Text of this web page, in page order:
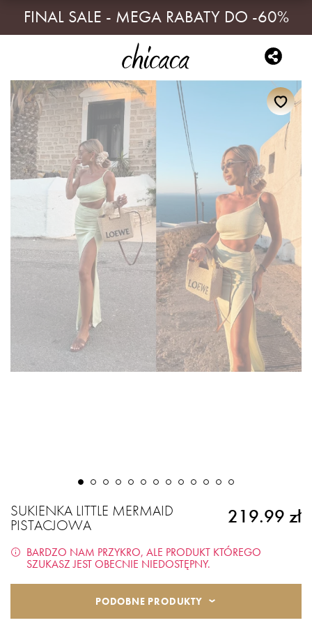
FINAL SALE - MEGA RABATY DO -60%
SUKIENKA LITTLE MERMAID
PISTACJOWA 219.99 zł
BARDZO NAM PRZYKRO, ALE PRODUKT KTÓREGO
SZUKASZ JEST OBECNIE NIEDOSTĘPNY.
PODOBNE PRODUKTY